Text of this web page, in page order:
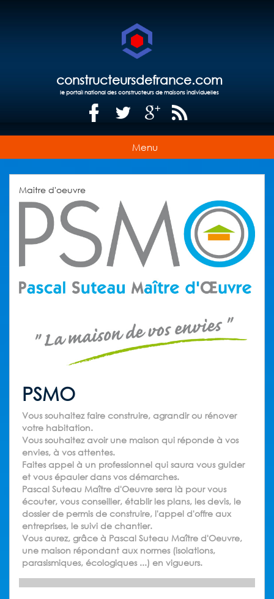
constructeursdefrance.com
le portail national des constructeurs de maisons individuelles
Menu
Maitre d'oeuvre
PSMO
Vous souhaitez faire construire, agrandir ou rénover
votre habitation.
Vous souhaitez avoir une maison qui réponde à vos
envies, à vos attentes.
Faites appel à un professionnel qui saura vous guider
et vous épauler dans vos démarches.
Pascal Suteau Maître d'Oeuvre sera là pour vous
écouter, vous conseiller, établir les plans, les devis, le
dossier de permis de construire, l'appel d'offre aux
entreprises, le suivi de chantier.
Vous aurez, grâce à Pascal Suteau Maître d'Oeuvre,
une maison répondant aux normes (isolations,
parasismiques, écologiques ...) en vigueurs.